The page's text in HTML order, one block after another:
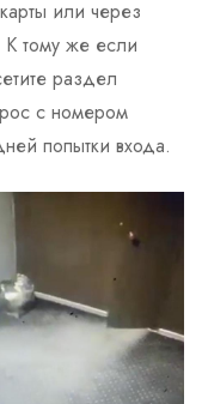
или через
тому же если
раздел
с номером
попытки входа.